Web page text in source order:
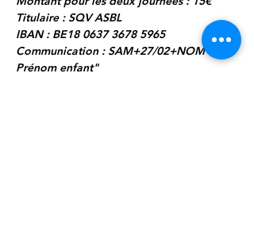
Titulaire : SQV ASBL
IBAN : BE18 0637 3678 5965
Communication : SAM+27/02+NOM
Prénom enfant"